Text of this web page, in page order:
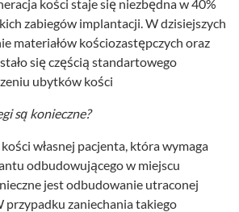
kości staje się niezbędna w 40%
zabiegów implantacji. W dzisiejszych
materiałów kościozastępczych oraz
się częścią standartowego
ubytków kości
są konieczne?
własnej pacjenta, która wymaga
odbudowującego w miejscu
jest odbudowanie utraconej
zaniechania takiego